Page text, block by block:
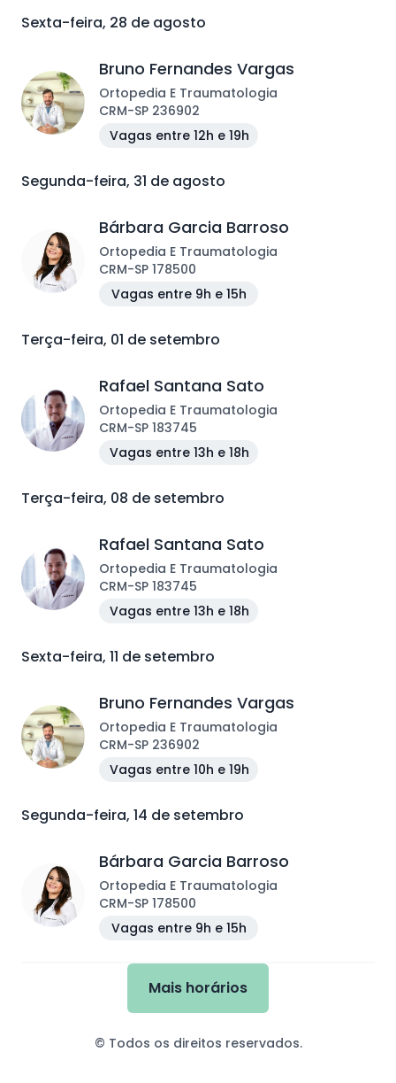
Sexta-feira, 28 de agosto
Bruno Fernandes Vargas
Ortopedia E Traumatologia
CRM-SP 236902
Vagas entre 12h e 19h
Segunda-feira, 31 de agosto
Bárbara Garcia Barroso
Ortopedia E Traumatologia
CRM-SP 178500
Vagas entre 9h e 15h
Terça-feira, 01 de setembro
Rafael Santana Sato
Ortopedia E Traumatologia
CRM-SP 183745
Vagas entre 13h e 18h
Terça-feira, 08 de setembro
Rafael Santana Sato
Ortopedia E Traumatologia
CRM-SP 183745
Vagas entre 13h e 18h
Sexta-feira, 11 de setembro
Bruno Fernandes Vargas
Ortopedia E Traumatologia
CRM-SP 236902
Vagas entre 10h e 19h
Segunda-feira, 14 de setembro
Bárbara Garcia Barroso
Ortopedia E Traumatologia
CRM-SP 178500
Vagas entre 9h e 15h
Mais horários
© Todos os direitos reservados.